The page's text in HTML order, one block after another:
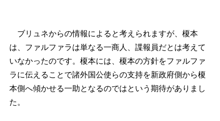
ブリュネからの情報によると考えられますが、榎本
は、ファルファラは単なる一商人、諜報員だとは考えて
いなかったのです。榎本には、榎本の方針をファルファ
ラに伝えることで諸外国公使らの支持を新政府側から榎
本側へ傾かせる一助となるのではという期待がありまし
た。